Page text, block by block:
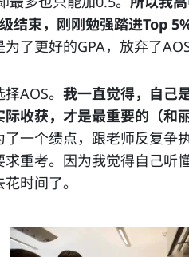
结束，刚刚勉强踏进Top
了更好的GPA，放弃了
AOS。 我一直觉得，自己
收获，才是最重要的（和
一个绩点，跟老师反复争
重考。因为我觉得自己听
时间了。